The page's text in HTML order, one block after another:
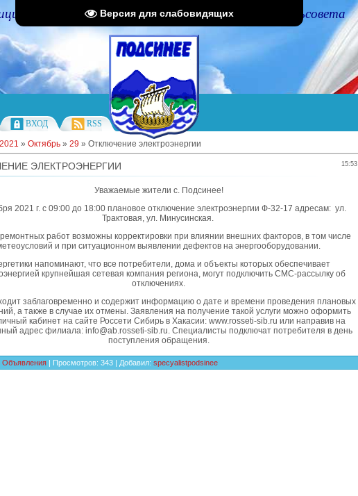
Версия для слабовидящих
портал Администрации Подсинского сельсовета
ВХОД RSS
2021 » Октябрь » 29 » Отключение электроэнергии
15:53
ЭЛЕКТРОЭНЕРГИИ
Уважаемые жители с. Подсинее!
2021 г. с 09:00 до 18:00 плановое отключение электроэнергии Ф-32-17 адресам: ул.
Трактовая, ул. Минусинская.
работ возможны корректировки при влиянии внешних факторов, в том числе
и при ситуационном выявлении дефектов на энергооборудовании.
напоминают, что все потребители, дома и объекты которых обеспечивает
крупнейшая сетевая компания региона, могут подключить СМС-рассылку об
отключениях.
заблаговременно и содержит информацию о дате и времени проведения плановых
а также в случае их отмены. Заявления на получение такой услуги можно оформить
кабинет на сайте Россети Сибирь в Хакасии: www.rosseti-sib.ru или направив на
адрес филиала: info@ab.rosseti-sib.ru. Специалисты подключат потребителя в день
поступления обращения.
Объявления | Просмотров: 343 | Добавил: specyalistpodsinee